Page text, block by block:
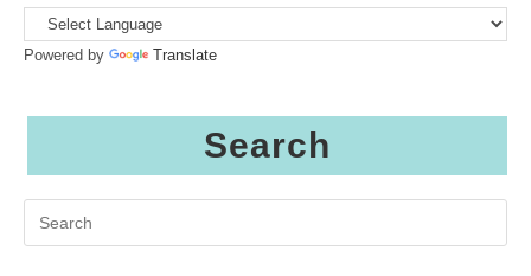
Powered by Translate
Search
Search
this